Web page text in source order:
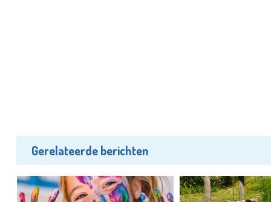
Gerelateerde berichten